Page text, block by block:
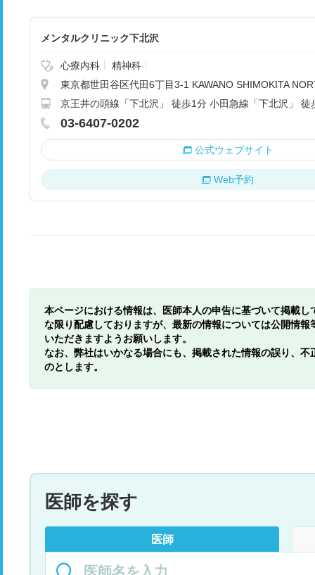
メンタルクリニック下北沢
心療内科
精神科
東京都世田谷区代田6丁目3-1 KAWANO SHIMOKITA
京王井の頭線「下北沢」 徒歩1分 小田急線「下北沢」 徒
03-6407-0202
公式ウェブサイト
Web予約
本ページにおける情報は、医師本人の申告に基づいて掲載
な限り配慮しておりますが、最新の情報については公開情
いただきますようお願いします。
なお、弊社はいかなる場合にも、掲載された情報の誤り、
のとします。
医師を探す
医師